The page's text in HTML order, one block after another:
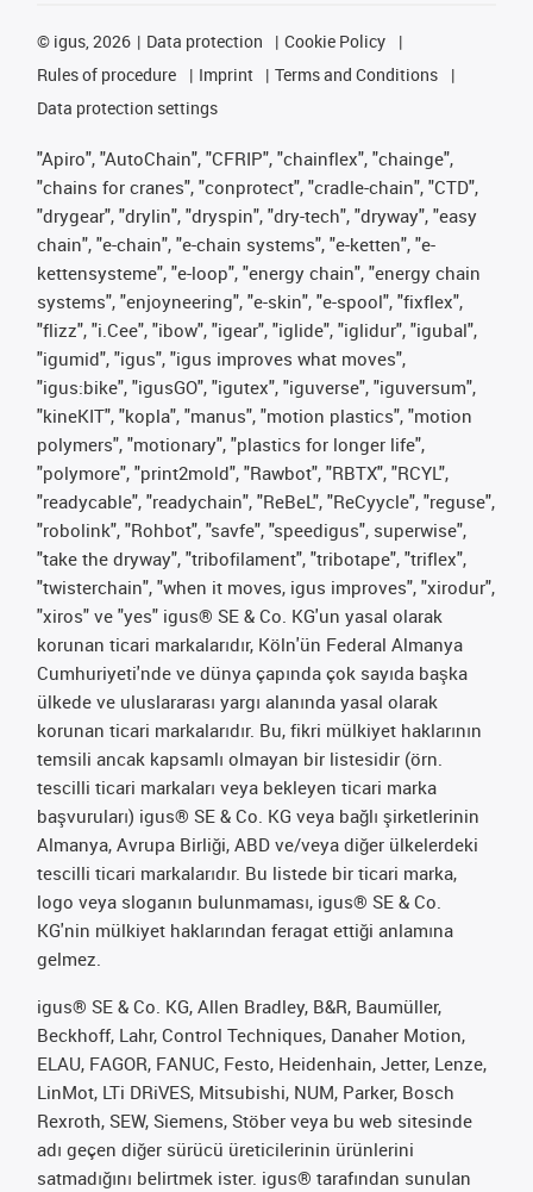
© igus, 2026 Data protection
Cookie Policy
Rules of procedure
Imprint
Terms and Conditions
Data protection settings
"Apiro", "AutoChain", "CFRIP", "chainflex", "chainge",
"chains for cranes", "conprotect", "cradle-chain", "CTD",
"drygear", "drylin", "dryspin", "dry-tech", "dryway", "easy
chain", "e-chain", "e-chain systems", "e-ketten", "e-
kettensysteme", "e-loop", "energy chain", "energy chain
systems", "enjoyneering", "e-skin", "e-spool", "fixflex",
"flizz", "i.Cee", "ibow", "igear", "iglide", "iglidur", "igubal",
"igumid", "igus", "igus improves what moves",
"igus:bike", "igusGO", "igutex", "iguverse", "iguversum",
"kineKIT", "kopla", "manus", "motion plastics", "motion
polymers", "motionary", "plastics for longer life",
"polymore", "print2mold", "Rawbot", "RBTX", "RCYL",
"readycable", "readychain", "ReBeL", "ReCyycle", "reguse",
"robolink", "Rohbot", "savfe", "speedigus", superwise",
"take the dryway", "tribofilament", "tribotape", "triflex",
"twisterchain", "when it moves, igus improves", "xirodur",
"xiros" ve "yes" igus® SE & Co. KG'un yasal olarak
korunan ticari markalarıdır, Köln'ün Federal Almanya
Cumhuriyeti'nde ve dünya çapında çok sayıda başka
ülkede ve uluslararası yargı alanında yasal olarak
korunan ticari markalarıdır. Bu, fikri mülkiyet haklarının
temsili ancak kapsamlı olmayan bir listesidir (örn.
tescilli ticari markaları veya bekleyen ticari marka
başvuruları) igus® SE & Co. KG veya bağlı şirketlerinin
Almanya, Avrupa Birliği, ABD ve/veya diğer ülkelerdeki
tescilli ticari markalarıdır. Bu listede bir ticari marka,
logo veya sloganın bulunmaması, igus® SE & Co.
KG'nin mülkiyet haklarından feragat ettiği anlamına
gelmez.
igus® SE & Co. KG, Allen Bradley, B&R, Baumüller,
Beckhoff, Lahr, Control Techniques, Danaher Motion,
ELAU, FAGOR, FANUC, Festo, Heidenhain, Jetter, Lenze,
LinMot, LTi DRiVES, Mitsubishi, NUM, Parker, Bosch
Rexroth, SEW, Siemens, Stöber veya bu web sitesinde
adı geçen diğer sürücü üreticilerinin ürünlerini
satmadığını belirtmek ister. igus® tarafından sunulan